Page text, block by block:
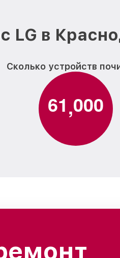
LG в
Сколько устройств
61,000